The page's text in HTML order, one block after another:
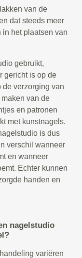
van de
dat steeds meer
het plaatsen van
gebruikt,
gericht is op de
de verzorging van
van de
en patronen
met kunstnagels.
is dus
verschil wanneer
en wanneer
Echter kunnen
handen en
nagelstudio
variëren